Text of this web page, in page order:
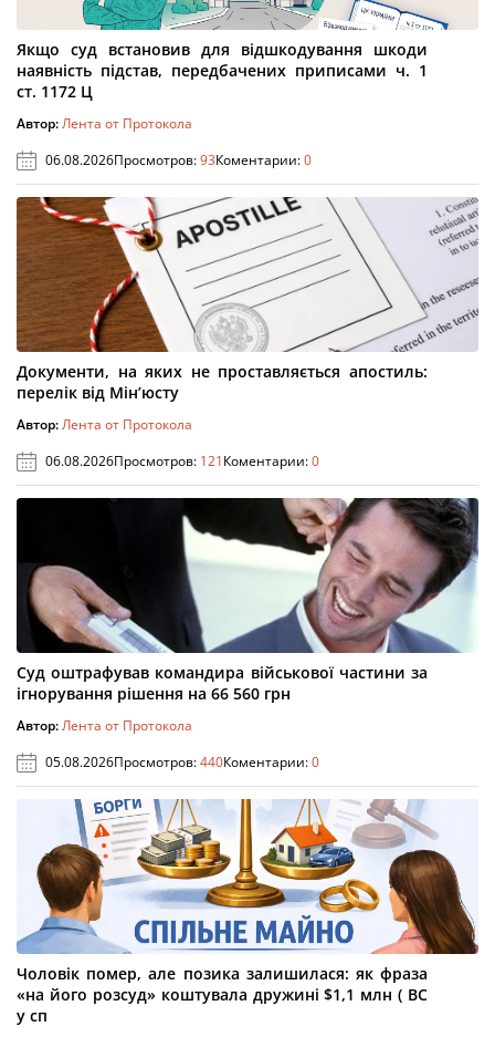
Якщо суд встановив для відшкодування шкоди
наявність підстав, передбачених приписами ч. 1
ст. 1172 Ц
Автор:Лента от Протокола
06.08.2026Просмотров:93Коментарии:0
Документи, на яких не проставляється апостиль:
перелік від Мін’юсту
Автор:Лента от Протокола
06.08.2026Просмотров: 121Коментарии:0
Суд оштрафував командира військової частини за
ігнорування рішення на 66 560 грн
Автор:Лента от Протокола
05.08.2026Просмотров:440Коментарии:0
Чоловік помер, але позика залишилася: як фраза
«на його розсуд» коштувала дружині $1,1 млн ( ВС
у сп